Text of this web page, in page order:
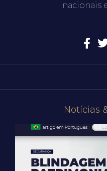
nacionais
Notícias